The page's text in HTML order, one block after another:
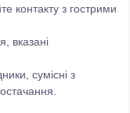
контакту з гострими
вказані
сумісні з